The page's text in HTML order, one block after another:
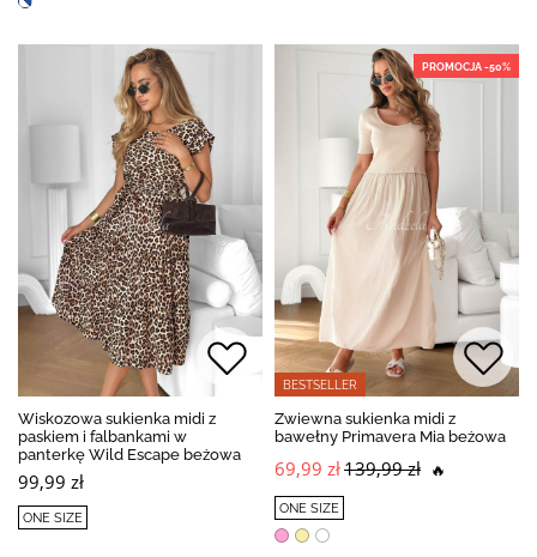
Wiskozowa sukienka midi z
paskiem i falbankami w
panterkę Wild Escape beżowa
99,99 zł
ONE SIZE
PROMOCJA -50%
BESTSELLER
Zwiewna sukienka midi z
bawełny Primavera Mia beżowa
69,99 zł139,99 zł 🔥
ONE SIZE